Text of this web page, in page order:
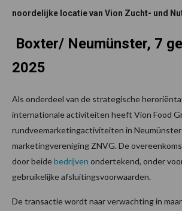
noordelijke locatie van Vion Zucht- und
Boxter/ Neumünster, 7
2025
Als onderdeel van de strategische
internationale activiteiten heeft Vion Food
rundveemarketingactiviteiten in
marketingvereniging ZNVG. De
door beidebedrijven ondertekend, onder
gebruikelijke afsluitingsvoorwaarden.
De transactie wordt naar verwachting in